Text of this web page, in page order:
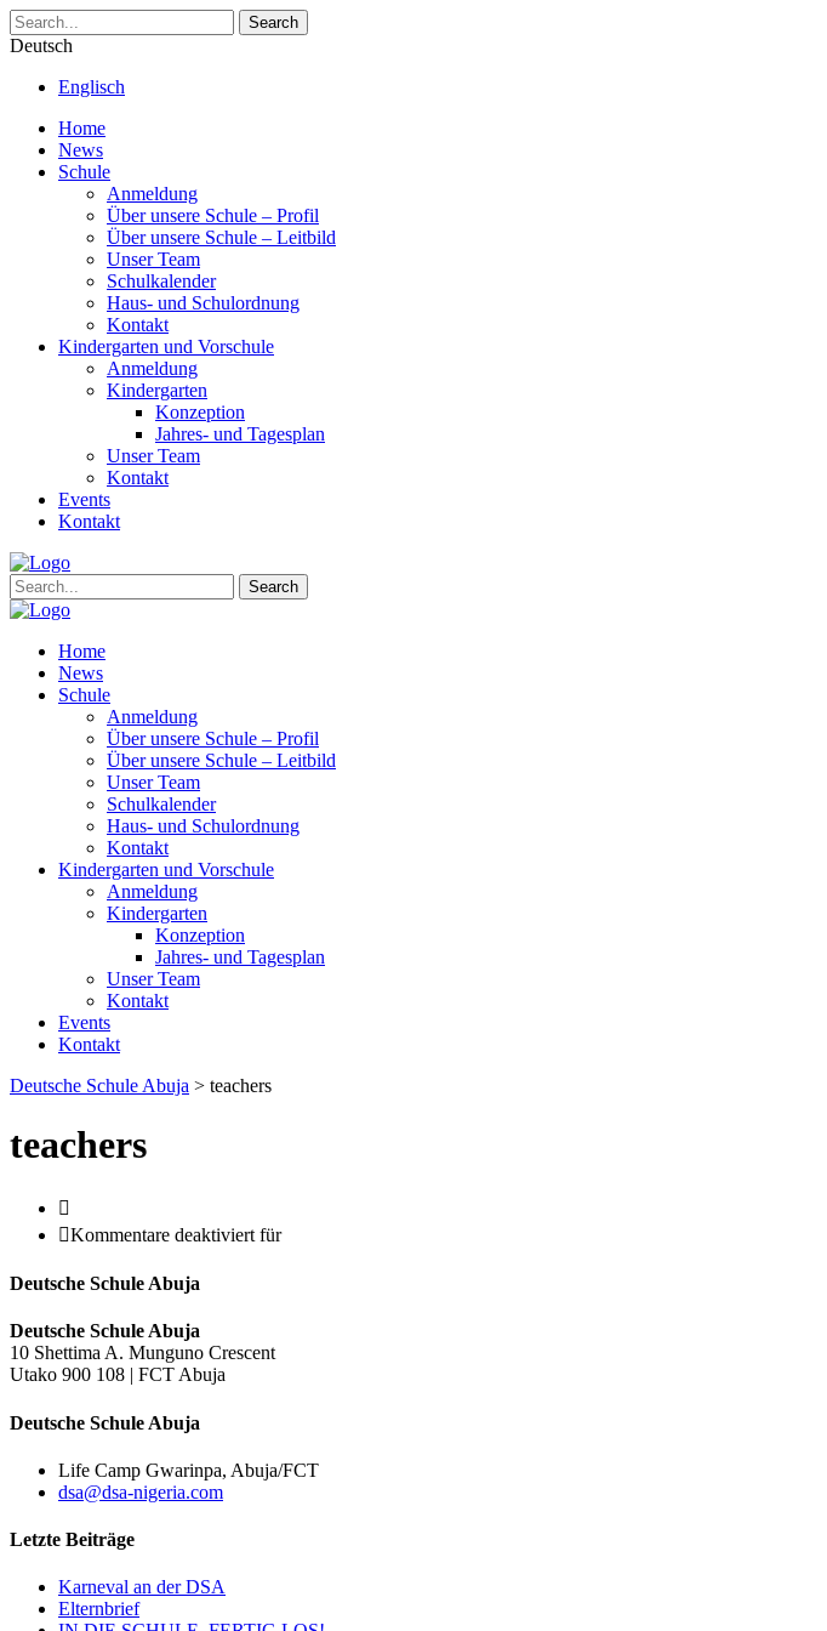
Search
Deutsch
Englisch
Home
News
Schule
Anmeldung
Über unsere Schule – Profil
Über unsere Schule – Leitbild
Unser Team
Schulkalender
Haus- und Schulordnung
Kontakt
Kindergarten und Vorschule
Anmeldung
Kindergarten
Konzeption
Jahres- und Tagesplan
Unser Team
Kontakt
Events
Kontakt
Search
Home
News
Schule
Anmeldung
Über unsere Schule – Profil
Über unsere Schule – Leitbild
Unser Team
Schulkalender
Haus- und Schulordnung
Kontakt
Kindergarten und Vorschule
Anmeldung
Kindergarten
Konzeption
Jahres- und Tagesplan
Unser Team
Kontakt
Events
Kontakt
Deutsche Schule Abuja > teachers
teachers
Kommentare deaktiviert für
Deutsche Schule Abuja
Deutsche Schule Abuja
10 Shettima A. Munguno Crescent
Utako 900 108 | FCT Abuja
Deutsche Schule Abuja
Life Camp Gwarinpa, Abuja/FCT
dsa@dsa-nigeria.com
Letzte Beiträge
Karneval an der DSA
Elternbrief